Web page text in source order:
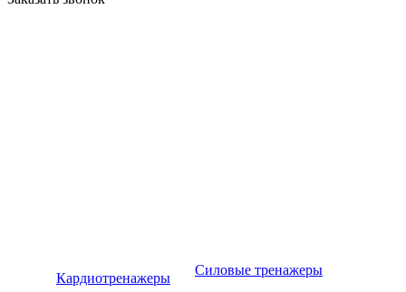
Кардиотренажеры
Силовые тренажеры